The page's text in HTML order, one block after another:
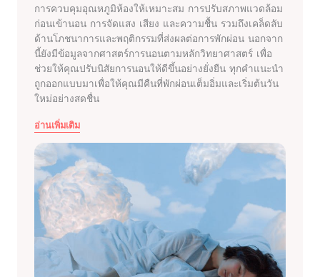
การควบคุมอุณหภูมิห้องให้เหมาะสม การปรับสภาพแวดล้อม
ก่อนเข้านอน การจัดแสง เสียง และความชื้น รวมถึงเคล็ดลับ
ด้านโภชนาการและพฤติกรรมที่ส่งผลต่อการพักผ่อน นอกจาก
นี้ยังมีข้อมูลจากศาสตร์การนอนตามหลักวิทยาศาสตร์ เพื่อ
ช่วยให้คุณปรับนิสัยการนอนให้ดีขึ้นอย่างยั่งยืน ทุกคำแนะนำ
ถูกออกแบบมาเพื่อให้คุณมีคืนที่พักผ่อนเต็มอิ่มและเริ่มต้นวัน
ใหม่อย่างสดชื่น
อ่านเพิ่มเติม